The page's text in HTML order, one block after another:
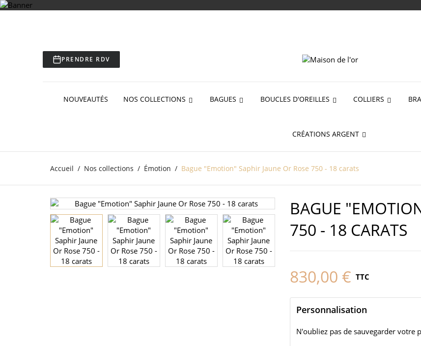
PRENDRE RDV
NOUVEAUTÉS NOS COLLECTIONS BAGUES BOUCLES D'OREILLES COLLIERS
CRÉATIONS ARGENT
Accueil Nos collections Émotion Bague "Emotion" Saphir Jaune Or Rose 750 - 18 carats
BAGUE
750 - 18 CARATS
830,00 € TTC
Personnalisation
N'oubliez pas de sauvegarder